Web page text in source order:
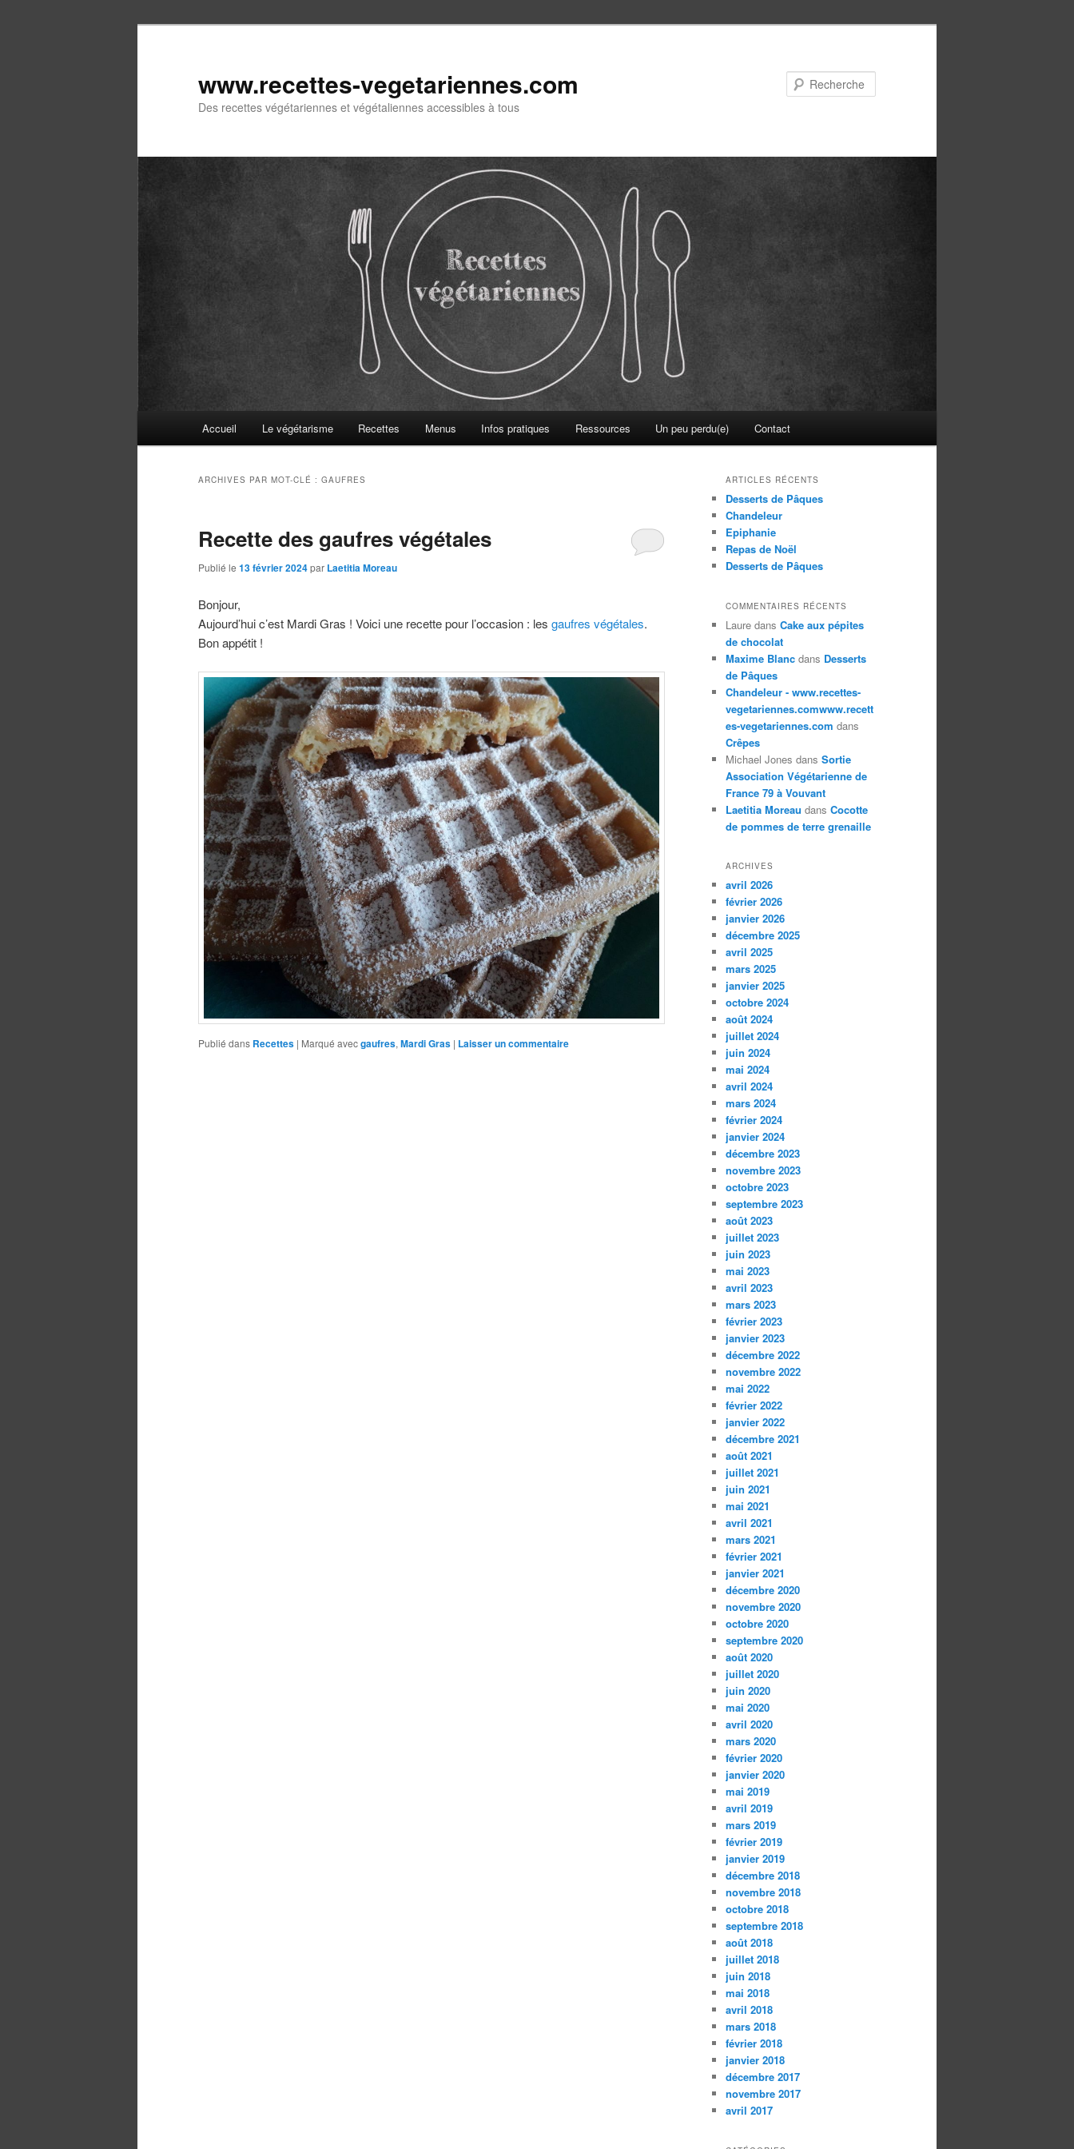
www.recettes-vegetariennes.com
Des recettes végétariennes et végétaliennes accessibles à tous
Accueil Le végétarisme Recettes Menus Infos pratiques Ressources Un peu perdu(e) Contact
ARCHIVES PAR MOT-CLÉ : GAUFRES
Recette des gaufres végétales
Publié le 13 février 2024par Laetitia Moreau
Bonjour,
Aujourd’hui c’est Mardi Gras ! Voici une recette pour l’occasion : les gaufres végétales.
Bon appétit !
Publié dans Recettes | Marqué avecgaufres,Mardi Gras | Laisser un commentaire
ARTICLES RÉCENTS
Desserts de Pâques
Chandeleur
Epiphanie
Repas de Noël
Desserts de Pâques
COMMENTAIRES RÉCENTS
Laure dans Cake aux pépites
de chocolat
Maxime Blanc dans Desserts
de Pâques
Chandeleur - www.recettes-
vegetariennes.comwww.recett
es-vegetariennes.com dans
Crêpes
Michael Jones dans Sortie
Association Végétarienne de
France 79 à Vouvant
Laetitia Moreau dans Cocotte
de pommes de terre grenaille
ARCHIVES
avril 2026
février 2026
janvier 2026
décembre 2025
avril 2025
mars 2025
janvier 2025
octobre 2024
août 2024
juillet 2024
juin 2024
mai 2024
avril 2024
mars 2024
février 2024
janvier 2024
décembre 2023
novembre 2023
octobre 2023
septembre 2023
août 2023
juillet 2023
juin 2023
mai 2023
avril 2023
mars 2023
février 2023
janvier 2023
décembre 2022
novembre 2022
mai 2022
février 2022
janvier 2022
décembre 2021
août 2021
juillet 2021
juin 2021
mai 2021
avril 2021
mars 2021
février 2021
janvier 2021
décembre 2020
novembre 2020
octobre 2020
septembre 2020
août 2020
juillet 2020
juin 2020
mai 2020
avril 2020
mars 2020
février 2020
janvier 2020
mai 2019
avril 2019
mars 2019
février 2019
janvier 2019
décembre 2018
novembre 2018
octobre 2018
septembre 2018
août 2018
juillet 2018
juin 2018
mai 2018
avril 2018
mars 2018
février 2018
janvier 2018
décembre 2017
novembre 2017
avril 2017